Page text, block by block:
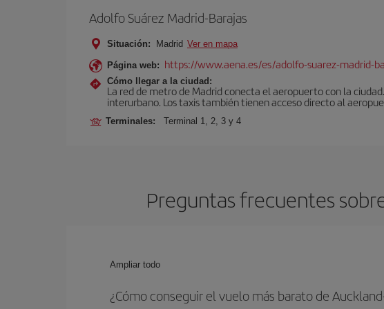
Adolfo Suárez Madrid-Barajas
Situación: Madrid Ver en mapa
Página web: https://www.aena.es/es/adolfo-suarez-madrid-
Cómo llegar a la ciudad:
La red de metro de Madrid conecta el aeropuerto con la
interurbano. Los taxis también tienen acceso directo al
Terminales: Terminal 1, 2, 3 y 4
Preguntas frecuentes
Ampliar todo
¿Cómo conseguir el vuelo más barato de